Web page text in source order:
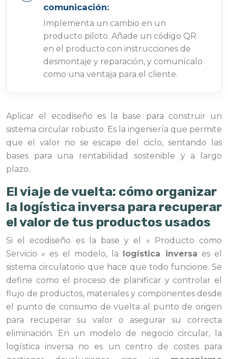
comunicación:
Implementa un cambio en un
producto piloto. Añade un código QR
en el producto con instrucciones de
desmontaje y reparación, y comunícalo
como una ventaja para el cliente.
Aplicar el ecodiseño es la base para construir un
sistema circular robusto. Es la ingeniería que permite
que el valor no se escape del ciclo, sentando las
bases para una rentabilidad sostenible y a largo
plazo.
El viaje de vuelta: cómo organizar
la logística inversa para recuperar
el valor de tus productos usados
Si el ecodiseño es la base y el « Producto como
Servicio » es el modelo, la
logística inversa es el
sistema circulatorio que hace que todo funcione. Se
define como el proceso de planificar y controlar el
flujo de productos, materiales y componentes desde
el punto de consumo de vuelta al punto de origen
para recuperar su valor o asegurar su correcta
eliminación. En un modelo de negocio circular, la
logística inversa no es un centro de costes para